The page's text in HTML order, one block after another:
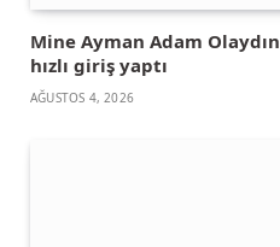
Mine Ayman Adam
hızlı giriş yaptı
AĞUSTOS 4, 2026